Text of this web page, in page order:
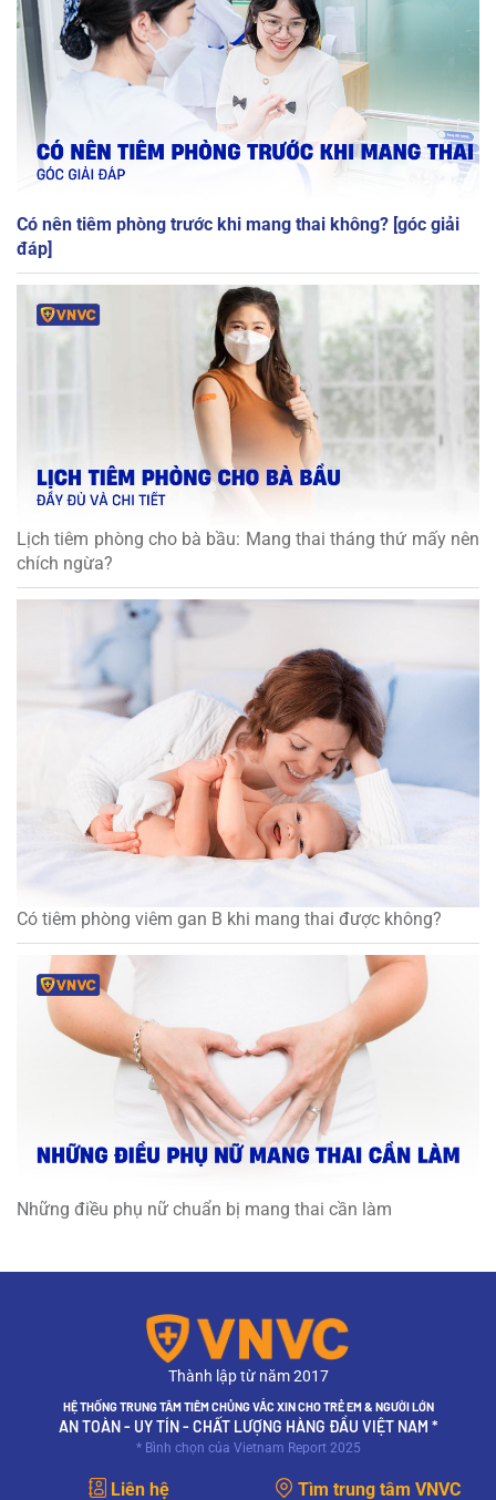
Có nên tiêm phòng trước khi mang thai không? [góc giải
đáp]
Lịch tiêm phòng cho bà bầu: Mang thai tháng thứ mấy nên
chích ngừa?
Có tiêm phòng viêm gan B khi mang thai được không?
Những điều phụ nữ chuẩn bị mang thai cần làm
Thành lập từ năm 2017
HỆ THỐNG TRUNG TÂM TIÊM CHỦNG VẮC XIN CHO TRẺ EM & NGƯỜI LỚN
AN TOÀN - UY TÍN - CHẤT LƯỢNG HÀNG ĐẦU VIỆT NAM *
* Bình chọn của Vietnam Report 2025
Liên hệ
Tìm trung tâm VNVC